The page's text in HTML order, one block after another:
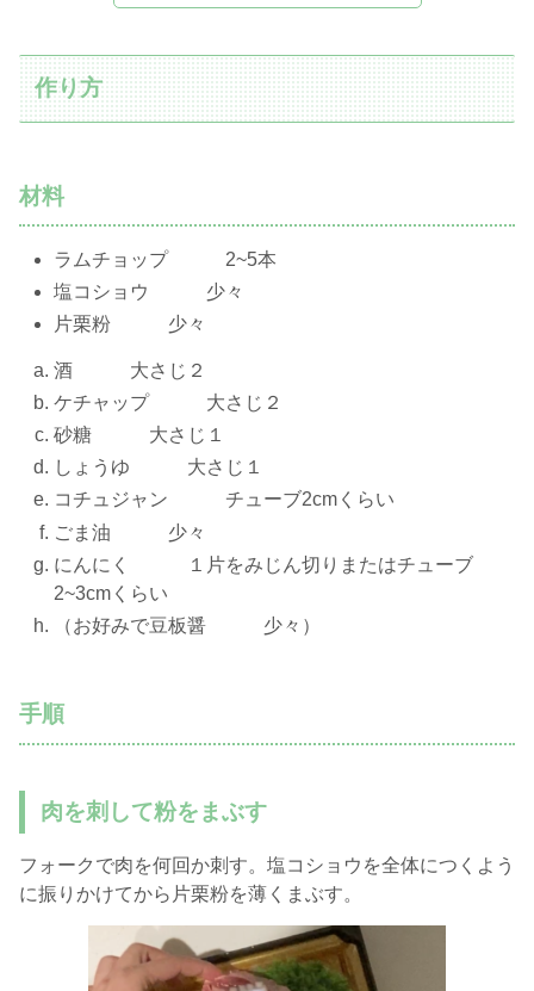
作り方
材料
ラムチョップ 2~5本
塩コショウ 少々
片栗粉 少々
酒 大さじ２
ケチャップ 大さじ２
砂糖 大さじ１
しょうゆ 大さじ１
コチュジャン チューブ2cmくらい
ごま油 少々
にんにく １片をみじん切りまたはチューブ
2~3cmくらい
（お好みで豆板醤 少々）
手順
肉を刺して粉をまぶす
フォークで肉を何回か刺す。塩コショウを全体につくよう
に振りかけてから片栗粉を薄くまぶす。